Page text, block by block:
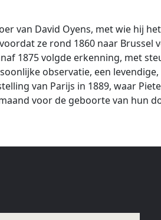
van David Oyens, met wie hij
ze rond 1860 naar
1875 volgde erkenning, met
observatie, een
van Parijs in 1889, waar
voor de geboorte van hun